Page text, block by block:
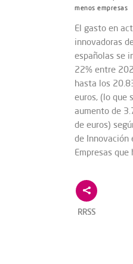
menos empresas
El gasto en
innovadoras
españolas se
22% entre
hasta los
euros, (lo que
aumento de
de euros)
de Innovación
Empresas
RRSS